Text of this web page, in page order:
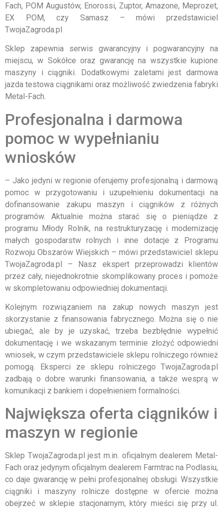
Fach, POM Augustów, Enorossi, Zuptor, Amazone, Meprozet,
EX POM, czy Samasz – mówi przedstawiciel
TwojaZagroda.pl
Sklep zapewnia serwis gwarancyjny i pogwarancyjny na
miejscu, w Sokółce oraz gwarancję na wszystkie kupione
maszyny i ciągniki. Dodatkowymi zaletami jest darmowa
jazda testowa ciągnikami oraz możliwość zwiedzenia fabryki
Metal-Fach.
Profesjonalna i darmowa
pomoc w wypełnianiu
wniosków
– Jako jedyni w regionie oferujemy profesjonalną i darmową
pomoc w przygotowaniu i uzupełnieniu dokumentacji na
dofinansowanie zakupu maszyn i ciągników z różnych
programów. Aktualnie można starać się o pieniądze z
programu Młody Rolnik, na restrukturyzację i modernizację
małych gospodarstw rolnych i inne dotacje z Programu
Rozwoju Obszarów Wiejskich – mówi przedstawiciel sklepu
TwojaZagroda.pl – Nasz ekspert przeprowadzi klientów
przez cały, niejednokrotnie skomplikowany proces i pomoże
w skompletowaniu odpowiedniej dokumentacji.
Kolejnym rozwiązaniem na zakup nowych maszyn jest
skorzystanie z finansowania fabrycznego. Można się o nie
ubiegać, ale by je uzyskać, trzeba bezbłędnie wypełnić
dokumentację i we wskazanym terminie złożyć odpowiedni
wniosek, w czym przedstawiciele sklepu rolniczego również
pomogą. Eksperci ze sklepu rolniczego TwojaZagroda.pl
zadbają o dobre warunki finansowania, a także wesprą w
komunikacji z bankiem i dopełnieniem formalności.
Największa oferta ciągników i
maszyn w regionie
Sklep TwojaZagroda.pl jest m.in. oficjalnym dealerem Metal-
Fach oraz jedynym oficjalnym dealerem Farmtrac na Podlasiu,
co daje gwarancję w pełni profesjonalnej obsługi. Wszystkie
ciągniki i maszyny rolnicze dostępne w ofercie można
obejrzeć w sklepie stacjonarnym, który mieści się przy ul.